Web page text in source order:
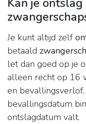
Je kunt altijd zelf
betaald
let dan goed op je
alleen recht op 16
en
bevallingsdatum
ontslagdatum valt.